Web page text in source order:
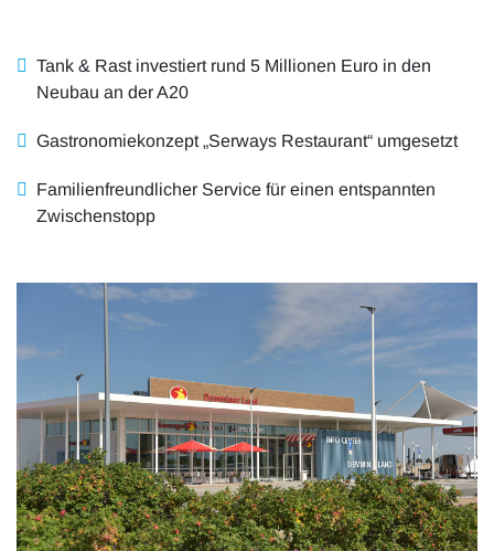
Tank & Rast investiert rund 5 Millionen Euro in den
Neubau an der A20
Gastronomiekonzept „Serways Restaurant“ umgesetzt
Familienfreundlicher Service für einen entspannten
Zwischenstopp